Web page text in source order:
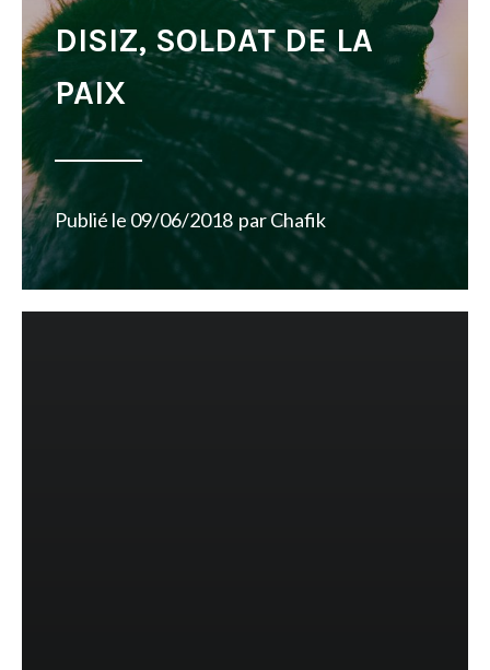
DISIZ, SOLDAT DE LA
PAIX
Publié le 09/06/2018 parChafik